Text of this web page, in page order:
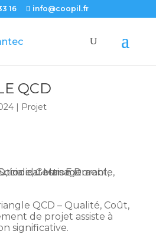
16 info@coopil.fr
QCD
| Projet
QCD – Qualité, Coût,
de projet assiste à
significative.